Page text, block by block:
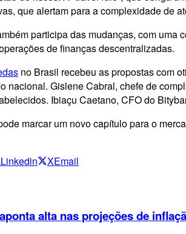
que alertam para a complexidade de
participa das mudanças, com
de finanças descentralizadas.
no Brasil recebeu as propostas com
nacional. Gislene Cabral, chefe de
Ibiaçu Caetano, CFO do
marcar um novo capítulo para o
Linkedin XEmail
alta nas projeções de